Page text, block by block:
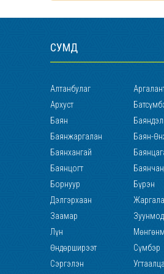
СУМД
Алтанбулаг
Архуст
Баян
Баянжаргалан
Баян-
Баянхангай
Баянцогт
Борнуур
Бүрэн
Дэлгэрхаан
Заамар
Зуунмод
Лүн
Өндөрширээт
Сүмбэр
Сэргэлэн